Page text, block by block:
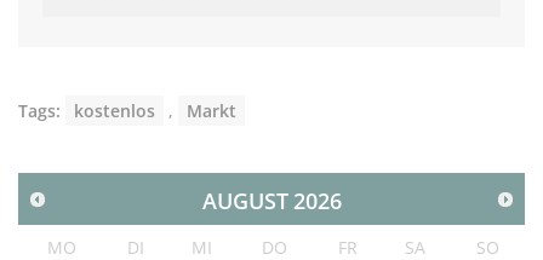
Tags: kostenlos , Markt
AUGUST 2026
MO DI MI DO FR SA
SO